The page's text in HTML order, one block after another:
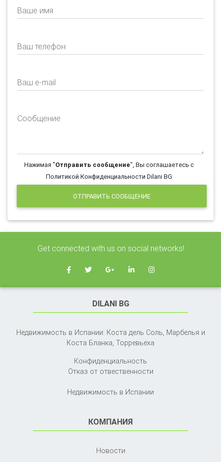
Ваше имя
Ваш телефон
Ваш e-mail
Сообщение
Нажимая "Отправить сообщение", Вы соглашаетесь с
Политикой Конфиденциальности Dilani BG
ОТПРАВИТЬ СООБЩЕНИЕ
Get connected with us on social networks!
DILANI BG
Недвижимость в Испании: Коста дель Соль, Марбелья и
Коста Бланка, Торревьеха
Конфиденциальность
Отказ от отвественности
Недвижимость в Испании
КОМПАНИЯ
Новости